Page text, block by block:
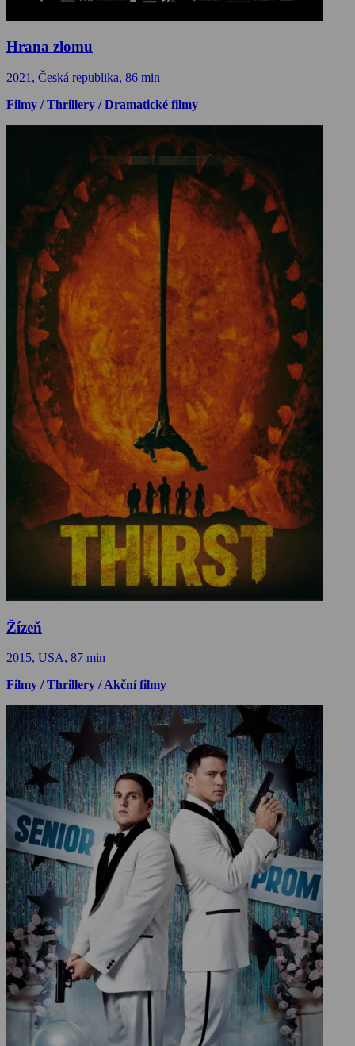
Hrana zlomu
2021, Česká republika, 86 min
Filmy / Thrillery / Dramatické filmy
Žízeň
2015, USA, 87 min
Filmy / Thrillery / Akční filmy